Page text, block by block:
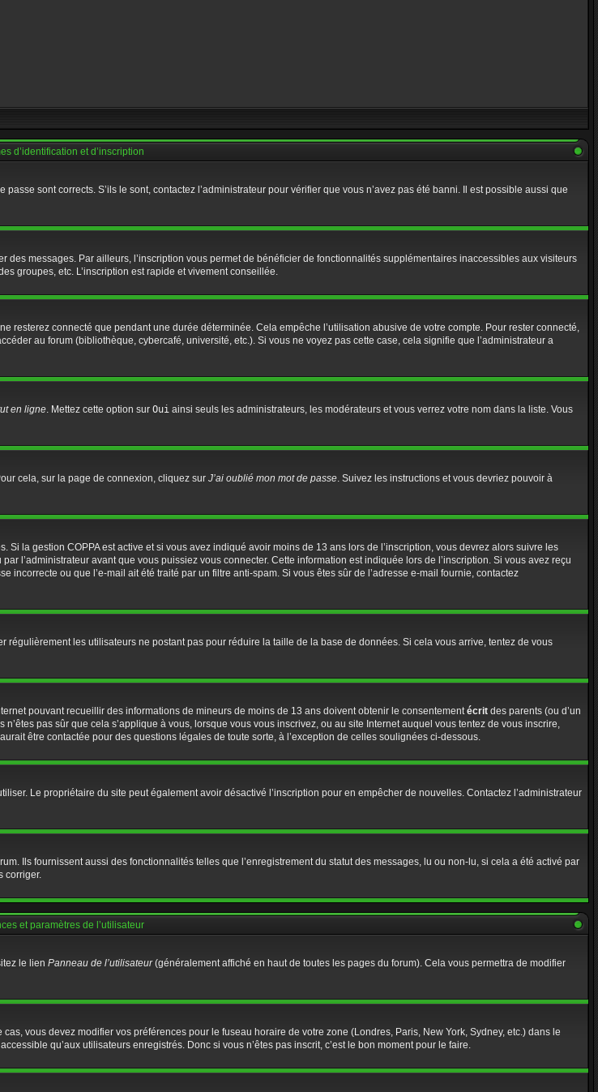
d’identification et d’inscription
sont corrects. S’ils le sont, contactez l’administrateur pour vérifier que vous n’avez pas été banni. Il est possible aussi que
messages. Par ailleurs, l’inscription vous permet de bénéficier de fonctionnalités supplémentaires inaccessibles aux visiteurs
groupes, etc. L’inscription est rapide et vivement conseillée.
resterez connecté que pendant une durée déterminée. Cela empêche l’utilisation abusive de votre compte. Pour rester connecté,
au forum (bibliothèque, cybercafé, université, etc.). Si vous ne voyez pas cette case, cela signifie que l’administrateur a
en ligne. Mettez cette option sur Oui ainsi seuls les administrateurs, les modérateurs et vous verrez votre nom dans la liste. Vous
cela, sur la page de connexion, cliquez sur J’ai oublié mon mot de passe. Suivez les instructions et vous devriez pouvoir à
la gestion COPPA est active et si vous avez indiqué avoir moins de 13 ans lors de l’inscription, vous devrez alors suivre les
l’administrateur avant que vous puissiez vous connecter. Cette information est indiquée lors de l’inscription. Si vous avez reçu
ou que l’e-mail ait été traité par un filtre anti-spam. Si vous êtes sûr de l’adresse e-mail fournie, contactez
régulièrement les utilisateurs ne postant pas pour réduire la taille de la base de données. Si cela vous arrive, tentez de vous
pouvant recueillir des informations de mineurs de moins de 13 ans doivent obtenir le consentementécrit des parents (ou d’un
pas sûr que cela s’applique à vous, lorsque vous vous inscrivez, ou au site Internet auquel vous tentez de vous inscrire,
être contactée pour des questions légales de toute sorte, à l’exception de celles soulignées ci-dessous.
Le propriétaire du site peut également avoir désactivé l’inscription pour en empêcher de nouvelles. Contactez l’administrateur
Ils fournissent aussi des fonctionnalités telles que l’enregistrement du statut des messages, lu ou non-lu, si cela a été activé par
corriger.
et paramètres de l’utilisateur
le lien Panneau de l’utilisateur(généralement affiché en haut de toutes les pages du forum). Cela vous permettra de modifier
vous devez modifier vos préférences pour le fuseau horaire de votre zone (Londres, Paris, New York, Sydney, etc.) dans le
qu’aux utilisateurs enregistrés. Donc si vous n’êtes pas inscrit, c’est le bon moment pour le faire.